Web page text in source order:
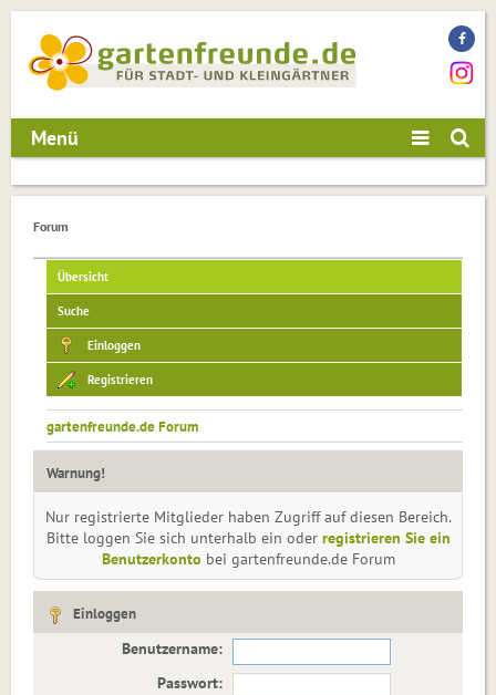
Menü
Forum
Übersicht
Suche
Einloggen
Registrieren
gartenfreunde.de Forum
Warnung!
Nur registrierte Mitglieder haben Zugriff auf diesen Bereich.
Bitte loggen Sie sich unterhalb ein oder registrieren Sie ein
Benutzerkonto bei gartenfreunde.de Forum
Einloggen
Benutzername:
Passwort: